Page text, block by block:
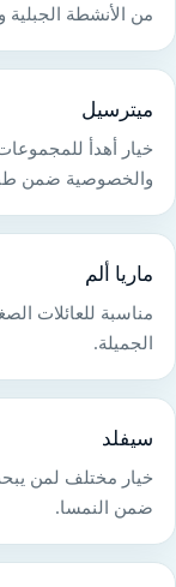
من الأنشطة الجبلية
ميترسيل
خيار أهدأ
والخصوصية ضمن
ماريا ألم
مناسبة للعائلات
الجميلة.
سيفلد
خيار مختلف لمن
ضمن النمسا.